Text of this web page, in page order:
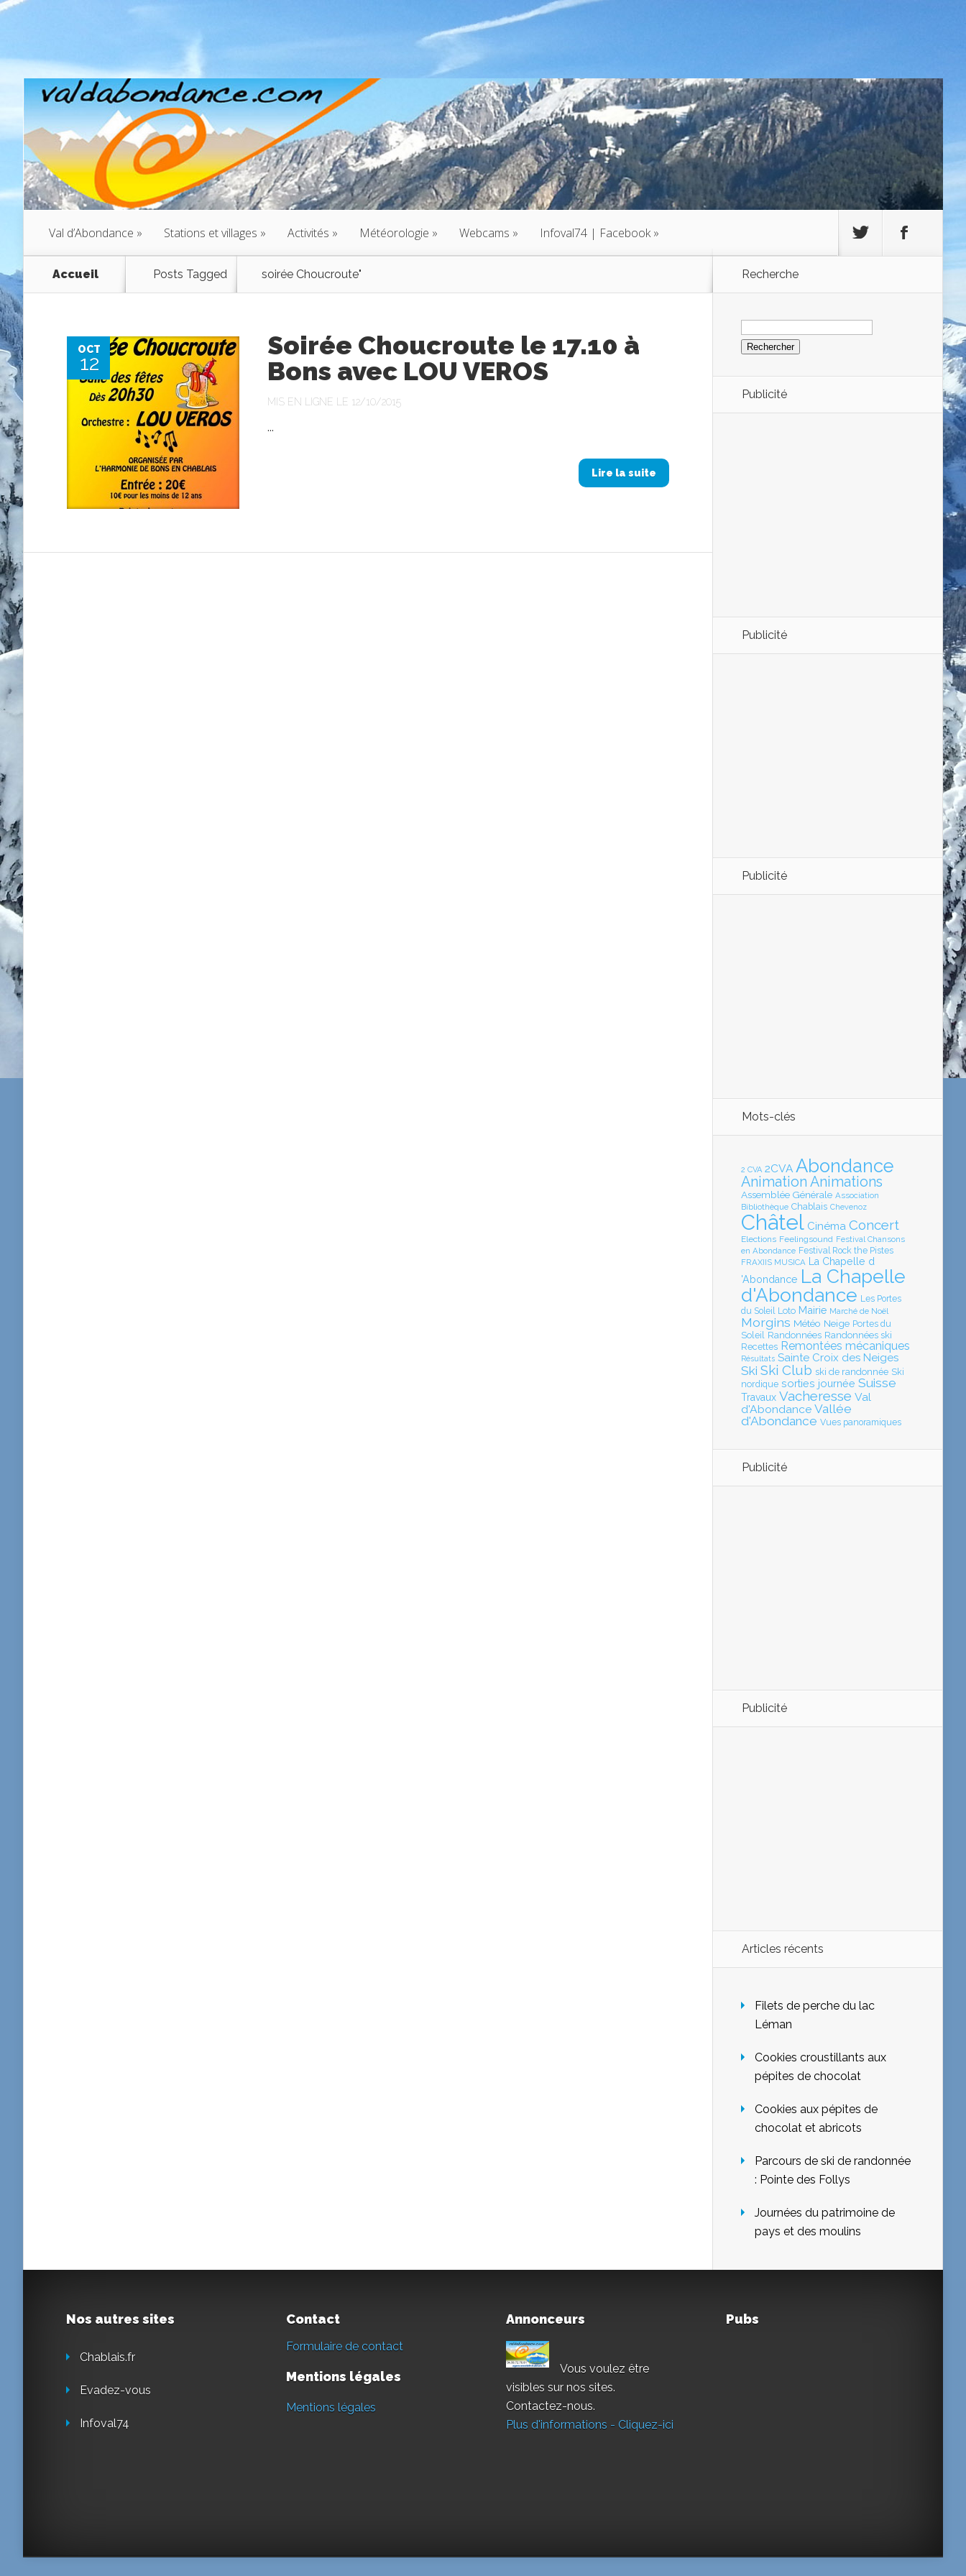
Val d’Abondance » Stations et villages » Activités » Météorologie » Webcams » Infoval74 | Facebook»
Accueil Posts Tagged soirée Choucroute"
OCT
12
Soirée Choucroute le 17.10 à
Bons avec LOU VEROS
MIS EN LIGNE LE 12/10/2015
...
Lire la suite
Recherche
Rechercher :
Publicité
Publicité
Publicité
Mots-clés
2 CVA 2CVA Abondance
Animation Animations
Assemblée Générale Association
Bibliothèque Chablais Chevenoz
Châtel Cinéma Concert
Elections Feelingsound Festival Chansons
en Abondance Festival Rock the Pistes
FRAXIIS MUSICA
La Chapelle d
'Abondance La Chapelle
d'Abondance Les Portes
du Soleil Loto Mairie Marché de Noël
Morgins Météo Neige Portes du
Soleil Randonnées Randonnées ski
Recettes Remontées mécaniques
Résultats Sainte Croix des Neiges
Ski Ski Club ski de randonnée Ski
nordique sorties journée Suisse
Travaux Vacheresse Val
d'Abondance Vallée
d'Abondance Vues panoramiques
Publicité
Publicité
Articles récents
Filets de perche du lac
Léman
Cookies croustillants aux
pépites de chocolat
Cookies aux pépites de
chocolat et abricots
Parcours de ski de randonnée
: Pointe des Follys
Journées du patrimoine de
pays et des moulins
Nos autres sites
Chablais.fr
Evadez-vous
Infoval74
Contact
Formulaire de contact
Mentions légales
Mentions légales
Annonceurs
Vous voulez être
visibles sur nos sites.
Contactez-nous.
Plus d'informations - Cliquez-ici
Pubs